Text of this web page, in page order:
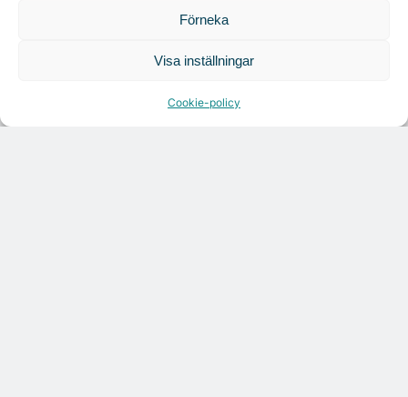
Förneka
Visa inställningar
Cookie-policy
Croisette rådgivare vid fastighetsaffär